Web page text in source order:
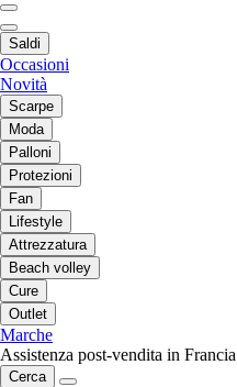
Saldi
Occasioni
Novità
Scarpe
Moda
Palloni
Protezioni
Fan
Lifestyle
Attrezzatura
Beach volley
Cure
Outlet
Marche
Assistenza post-vendita in Francia
Cerca